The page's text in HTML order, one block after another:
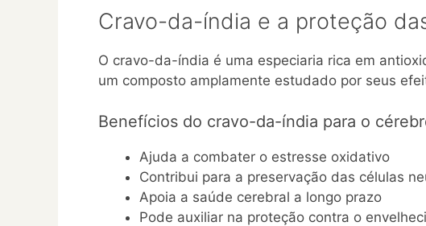
Cravo-da-índia e a proteção
O cravo-da-índia é uma especiaria rica em
um composto amplamente estudado por seus
Benefícios do cravo-da-índia para o
Ajuda a combater o estresse oxidativo
Contribui para a preservação das células
Apoia a saúde cerebral a longo prazo
Pode auxiliar na proteção contra o